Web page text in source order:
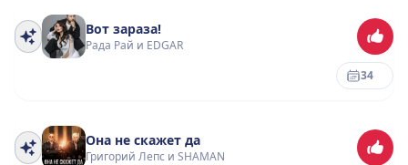
Вот зараза!
Рада Рай и EDGAR
34
Она не скажет да
Григорий Лепс и SHAMAN